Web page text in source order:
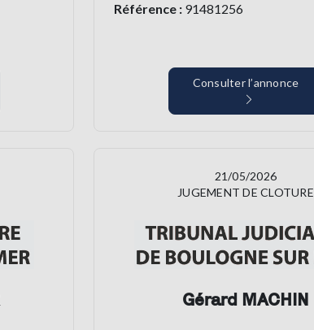
Référence : 91481256
Consulter l’annonce
21/05/2026
JUGEMENT DE CLOTURE
Gérard MACHIN